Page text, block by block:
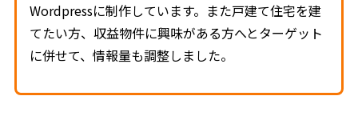
Wordpressに制作しています。また戸建て住宅を建
てたい方、収益物件に興味がある方へとターゲット
に併せて、情報量も調整しました。